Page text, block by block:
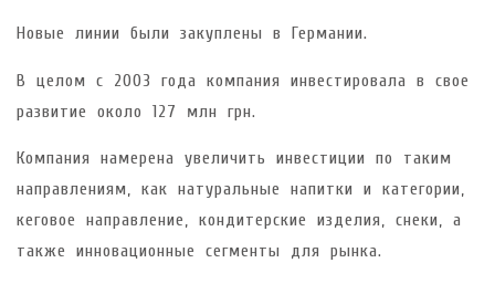
Новые линии были закуплены в Германии.
В целом с 2003 года компания инвестировала в свое
развитие около 127 млн грн.
Компания намерена увеличить инвестиции по таким
направлениям, как натуральные напитки и категории,
кеговое направление, кондитерские изделия, снеки, а
также инновационные сегменты для рынка.